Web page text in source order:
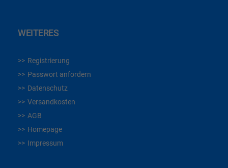
WEITERES
Registrierung
Passwort anfordern
Datenschutz
Versandkosten
AGB
Homepage
Impressum